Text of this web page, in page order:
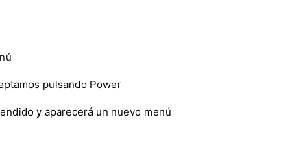
pulsando Power
y aparecerá un nuevo menú